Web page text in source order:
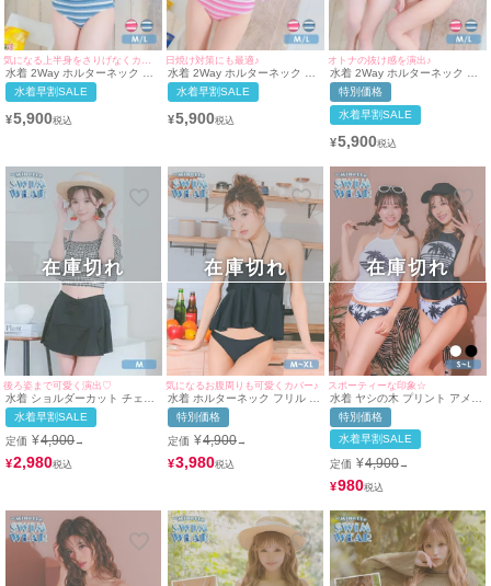
水着 2Way ホルターネック ビ
キニ ショート丈 オフショル ロ
ングスリーブ トップス 体型カ
(ブルー/雨宮由乙花着用)
水着早割SALE
¥5,900
日焼け対策にも最適♪
水着 2Way ホルターネック シ
ョート丈 オフショル ロングス
リーブ トップス 体型カバー ボ
ク/聖菜着用)
水着早割SALE
¥5,900
オトナの抜け感を演出♪
水着 2Way ホルターネック ビ
キニ ショート丈 オフショル ロ
ングスリーブ トップス 体型カ
バー ボーダー 韓国風 タンキニ
(ピンク/聖菜着用)(ブルー/雨宮
特別価格
水着早割SALE
¥5,900
後ろ姿まで可愛く演出♡
水着 ショルダーカット チェッ
ク フリル ビスチェ バックリボ
ン 体型カバー スカート 韓国風
ガーリー タンキニ (チェック×
ブラック/聖菜)
水着早割SALE
定価 ¥4,900→
¥2,980
在庫切れ
気になるお腹周りも可愛くカバー♪
水着 ホルターネック フリル フ
レア ビスチェ ワンカラー 体型
カバー 韓国風 ビキニ (ブラッ
ク/MIYABI着用)
特別価格
定価 ¥4,900→
¥3,980
在庫切れ
スポーティーな印象☆
水着 ヤシの木 プリント アメリ
カンスリーブ ドロスト ビスチ
ェ 体型カバー ギャル タンキニ
(ホワイト/上ノ堀結愛着用)(ブ
ラック/MIYABI着用)
特別価格
水着早割SALE
定価 ¥4,900→
¥980
在庫切れ